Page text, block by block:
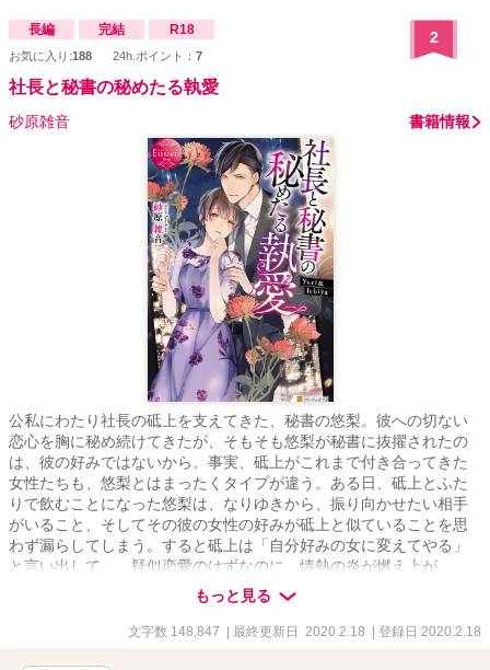
長編 完結 R18
お気に入り:188 24h.ポイント： 7
2
社長と秘書の秘めたる執愛
砂原雑音 書籍情報
公私にわたり社長の砥上を支えてきた、秘書の悠梨。彼への切ない
恋心を胸に秘め続けてきたが、そもそも悠梨が秘書に抜擢されたの
は、彼の好みではないから。事実、砥上がこれまで付き合ってきた
女性たちも、悠梨とはまったくタイプが違う。ある日、砥上とふた
りで飲むことになった悠梨は、なりゆきから、振り向かせたい相手
がいること、そしてその彼の女性の好みが砥上と似ていることを思
わず漏らしてしまう。すると砥上は「自分好みの女に変えてやる」
と言い出して……疑似恋愛のはずなのに、情熱の炎が燃え上が
る……社長と秘書のシークレット・ロマンス！
もっと見る
文字数 148,847 | 最終更新日 2020.2.18 | 登録日 2020.2.18